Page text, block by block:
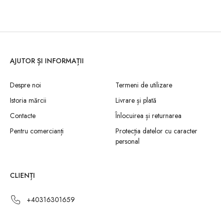
AJUTOR ȘI INFORMAȚII
Despre noi
Istoria mărcii
Contacte
Pentru comercianți
Termeni de utilizare
Livrare și plată
Înlocuirea și returnarea
Protecția datelor cu caracter
personal
CLIENȚI
+40316301659